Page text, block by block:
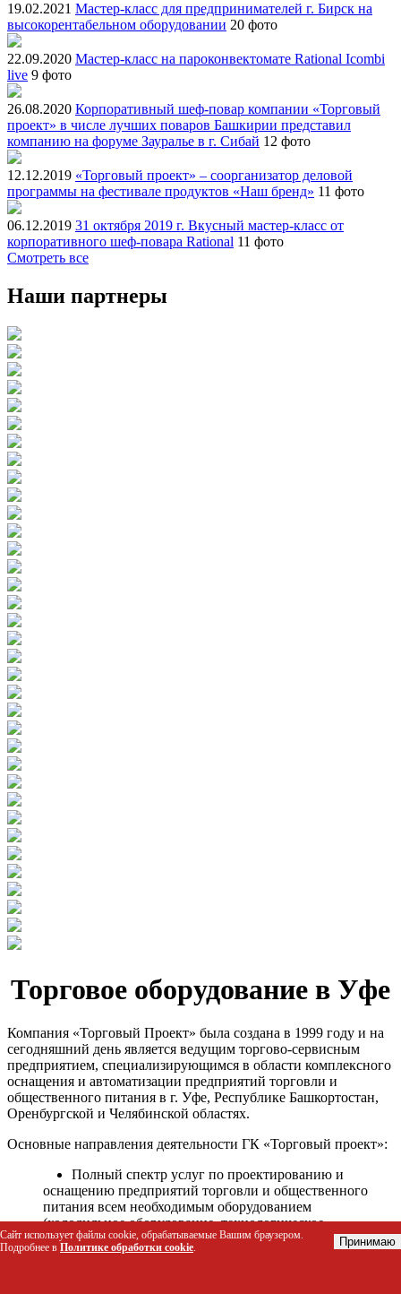
19.02.2021 Мастер-класс для предпринимателей г. Бирск на
высокорентабельном оборудовании 20 фото
22.09.2020 Мастер-класс на пароконвектомате Rational Icombi
live 9 фото
26.08.2020 Корпоративный шеф-повар компании «Торговый
проект» в числе лучших поваров Башкирии представил
компанию на форуме Зауралье в г. Сибай 12 фото
12.12.2019 «Торговый проект» – соорганизатор деловой
программы на фестивале продуктов «Наш бренд» 11 фото
06.12.2019 31 октября 2019 г. Вкусный мастер-класс от
корпоративного шеф-повара Rational 11 фото
Смотреть все
Наши партнеры
Торговое оборудование в Уфе
Компания «Торговый Проект» была создана в 1999 году и на
сегодняшний день является ведущим торгово-сервисным
предприятием, специализирующимся в области комплексного
оснащения и автоматизации предприятий торговли и
общественного питания в г. Уфе, Республике Башкортостан,
Оренбургской и Челябинской областях.
Основные направления деятельности ГК «Торговый проект»:
Полный спектр услуг по проектированию и
оснащению предприятий торговли и общественного
питания всем необходимым оборудованием
(холодильное оборудование, технологическое
оборудование, стеллажное оборудование и т.д.);
Автоматизация торговых процессов и внедрения
Сайт использует файлы cookie, обрабатываемые Вашим браузером.
Подробнее в Политике обработки cookie. Принимаю